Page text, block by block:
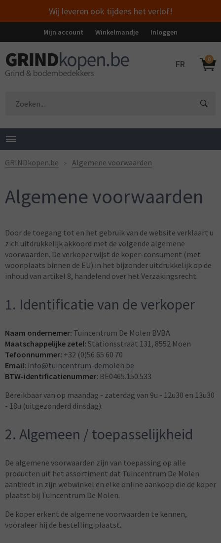
Wij leveren ook tijdens het verlof!
Mijn account Winkelmandje Inloggen
FR 0
GRINDkopen.be Algemene voorwaarden
Algemene voorwaarden
Door de toegang tot en het gebruik van de website verklaart u
zich uitdrukkelijk akkoord met de volgende algemene
voorwaarden. De verkoper wijst de koper-consument (met
woonplaats binnen de EU) in het bijzonder uitdrukkelijk op de
inhoud van artikel 8, handelend over het Verzakingsrecht.
1. Identificatie van de verkoper
Naam ondernemer: Tuincentrum De Molen BVBA
Maatschappelijke zetel: Stationsstraat 131, 8552 Moen
Tefoonnummer: +32 (0)56 65 60 70
Email: info@tuincentrum-demolen.be
BTW-identificatienummer: BE0465.150.533
Bereikbaar van op maandag - zaterdag van 9u - 12u30 en 13u30
- 18u (uitgezonderd dinsdag).
2. Algemeen / toepasselijkheid
De algemene voorwaarden zijn van toepassing op alle
producten uit het assortiment dat Tuincentrum De Molen
aanbiedt in zijn webwinkel en elke online aankoop die de koper
plaatst bij Tuincentrum De Molen.
De koper erkent de algemene voorwaarden te kennen,
vooraleer hij de bestelling plaatst.